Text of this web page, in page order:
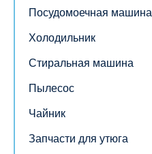
Посудомоечная машина
Холодильник
Стиральная машина
Пылесос
Чайник
Запчасти для утюга